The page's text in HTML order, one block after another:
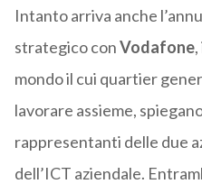
Intanto arriva anche
strategico conVodafone
mondo il cui quartier
lavorare assieme,
rappresentanti delle due
dell’ICT aziendale.